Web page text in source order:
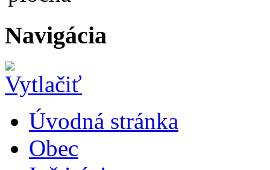
Navigácia
Úvodná stránka
Obec